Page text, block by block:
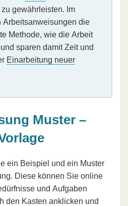
zu gewährleisten. Im
Arbeitsanweisungen die
Methode, wie die Arbeit
sparen damit Zeit und
Einarbeitung neuer
Muster –
ein Beispiel und ein Muster
Diese können Sie online
und Aufgaben
den Kasten anklicken und